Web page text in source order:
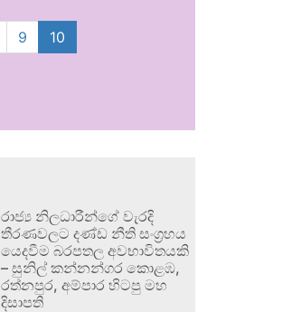
9 10
රාජ්‍ය නිලධාරීන්ගේ වැරදි
තීරණවලට දණ්ඩ නීති සංග්‍රහය
යෙදවීම බරපතල අවභාවිතයකි
– සුනිල් කන්නන්ගර කොළඹ,
රත්නපුර, අම්පාර හිටපු මහ
දිසාපති